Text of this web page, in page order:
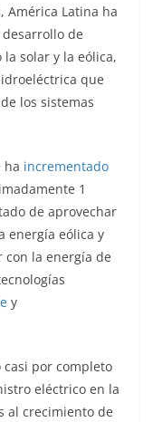
América Latina ha
de
solar y la eólica,
que
los sistemas
ha incrementado
1
de aprovechar
energía eólica y
con la energía de
y
por completo
eléctrico en la
al crecimiento de